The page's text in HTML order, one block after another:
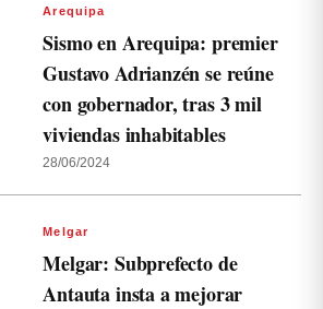
Arequipa
Sismo en Arequipa: premier
Gustavo Adrianzén se reúne
con gobernador, tras 3 mil
viviendas inhabitables
28/06/2024
Melgar
Melgar: Subprefecto de
Antauta insta a mejorar